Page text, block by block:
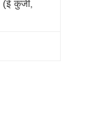
(ई कुंजी,